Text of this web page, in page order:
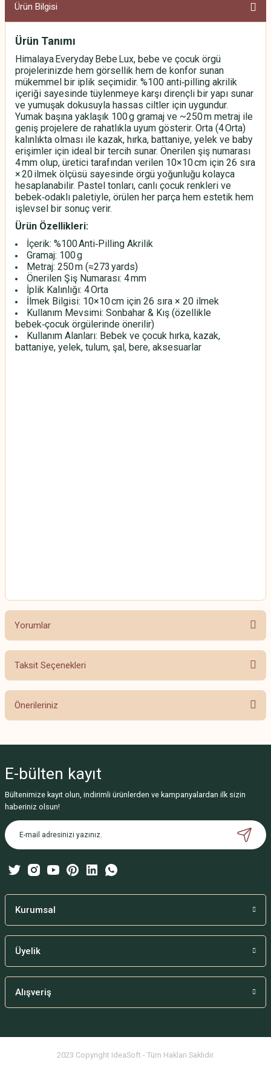
Ürün Bilgisi
Ürün Tanımı
Himalaya Everyday Bebe Lux, bebe ve çocuk örgü
projelerinizde hem görsellik hem de konfor sunan
mükemmel bir iplik seçimidir. %100 anti‑pilling akrilik
içeriği sayesinde tüylenmeye karşı dirençli bir yapı sunar
ve yumuşak dokusuyla hassas ciltler için uygundur.
Yumak başına yaklaşık 100 g gramaj ve ~250 m metraj ile
geniş projelere de rahatlıkla uyum gösterir. Orta (4 Orta)
kalınlıkta olması ile kazak, hırka, battaniye, yelek ve baby
erişimler için ideal bir tercih sunar. Önerilen şiş numarası
4 mm olup, üretici tarafından verilen 10×10 cm için 26 sıra
× 20 ilmek ölçüsü sayesinde örgü yoğunluğu kolayca
hesaplanabilir. Pastel tonları, canlı çocuk renkleri ve
bebek‑odaklı paletiyle, örülen her parça hem estetik hem
işlevsel bir sonuç verir.
Ürün Özellikleri:
İçerik: %100 Anti‑Pilling Akrilik
Gramaj: 100 g
Metraj: 250 m (≈273 yards)
Önerilen Şiş Numarası: 4 mm
İplik Kalınlığı: 4 Orta
İlmek Bilgisi: 10×10 cm için 26 sıra × 20 ilmek
Kullanım Mevsimi: Sonbahar & Kış (özellikle
bebek‑çocuk örgülerinde önerilir)
Kullanım Alanları: Bebek ve çocuk hırka, kazak,
battaniye, yelek, tulum, şal, bere, aksesuarlar
Yorumlar
Taksit Seçenekleri
Önerileriniz
Görüş ve önerileriniz için teşekkür ederiz.
Ürün resmi kalitesiz, bozuk veya görüntülenemiyor.
Ürün açıklamasında eksik bilgiler bulunuyor.
Ürün bilgilerinde hatalar bulunuyor.
Bu ürüne benzer farklı alternatifler olmalı.
E-bülten kayıt
Bültenimize kayıt olun, indirimli ürünlerden ve kampanyalardan ilk sizin
haberiniz olsun!
Kurumsal
Üyelik
Alışveriş
2023 Copyright IdeaSoft - Tüm Hakları Saklıdır.